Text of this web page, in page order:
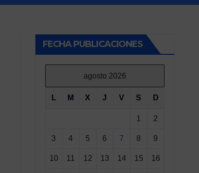
FECHA PUBLICACIONES
agosto 2026
L M X J V S D
1 2
3 4 5 6 7 8 9
10 11 12 13 14 15 16